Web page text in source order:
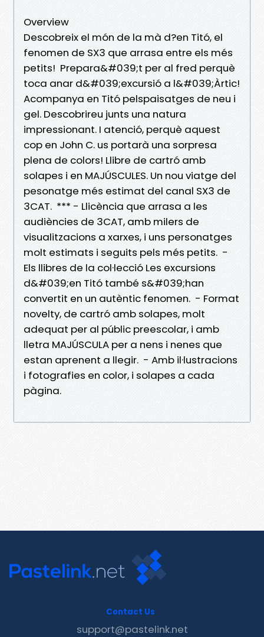
Overview
Descobreix el món de la mà d?en Titó, el
fenomen de SX3 que arrasa entre els més
petits! Prepara&#039;t per al fred perquè
toca anar d&#039;excursió a l&#039;Àrtic!
Acompanya en Titó pelspaisatges de neu i
gel. Descobrireu junts una natura
impressionant. I atenció, perquè aquest
cop en John C. us portarà una sorpresa
plena de colors! Llibre de cartró amb
solapes i en MAJÚSCULES. Un nou viatge del
pesonatge més estimat del canal SX3 de
3CAT. *** - Llicència que arrasa a les
audiències de 3CAT, amb milers de
visualitzacions a xarxes, i uns personatges
molt estimats i seguits pels més petits. -
Els llibres de la col·lecció Les excursions
d&#039;en Titó també s&#039;han
convertit en un autèntic fenomen. - Format
novelty, de cartró amb solapes, molt
adequat per al públic preescolar, i amb
lletra MAJÚSCULA per a nens i nenes que
estan aprenent a llegir. - Amb il·lustracions
i fotografies en color, i solapes a cada
pàgina.
Contact Us
support@pastelink.net